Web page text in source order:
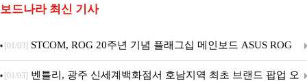
보드나라 최신 기사
[01/03] STCOM, ROG 20주년 기념 플래그십 메인보드 ASUS ROG
Crosshair X870E EDITION 20 국내 출시 예정
[01/03] 벤틀리, 광주 신세계백화점서 호남지역 최초 브랜드 팝업 오